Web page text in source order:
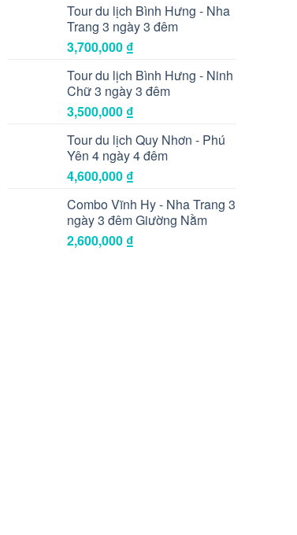
Tour du lịch Bình Hưng - Nha
Trang 3 ngày 3 đêm
3,700,000 ₫
Tour du lịch Bình Hưng - Ninh
Chữ 3 ngày 3 đêm
3,500,000 ₫
Tour du lịch Quy Nhơn - Phú
Yên 4 ngày 4 đêm
4,600,000 ₫
Combo Vĩnh Hy - Nha Trang 3
ngày 3 đêm Giường Nằm
2,600,000 ₫